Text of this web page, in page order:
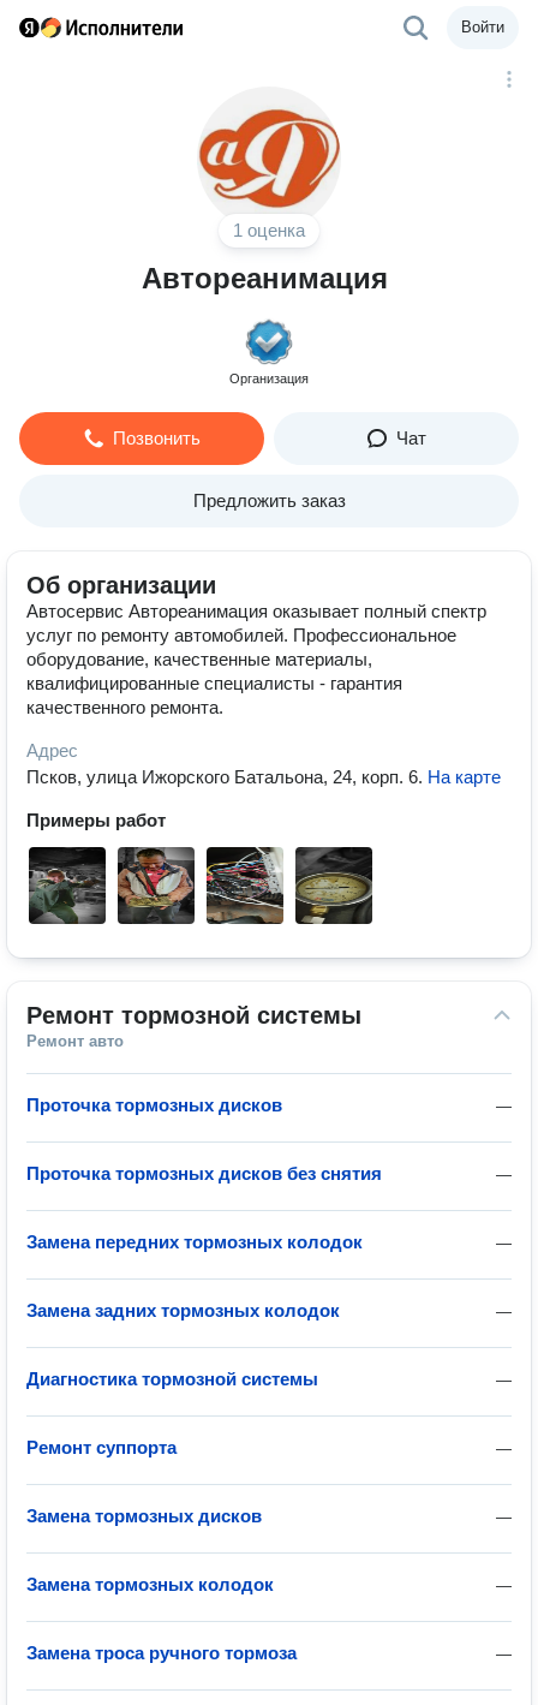
Войти
1 оценка
Автореанимация
Организация
Позвонить Чат
Предложить заказ
Об организации
Автосервис Автореанимация оказывает полный спектр
услуг по ремонту автомобилей. Профессиональное
оборудование, качественные материалы,
квалифицированные специалисты - гарантия
качественного ремонта.
Адрес
Псков, улица Ижорского Батальона, 24, корп. 6. На карте
Примеры работ
Ремонт тормозной системы
Ремонт авто
—
Проточка тормозных дисков
—
Проточка тормозных дисков без снятия
—
Замена передних тормозных колодок
—
Замена задних тормозных колодок
—
Диагностика тормозной системы
—
Ремонт суппорта
—
Замена тормозных дисков
—
Замена тормозных колодок
—
Замена троса ручного тормоза